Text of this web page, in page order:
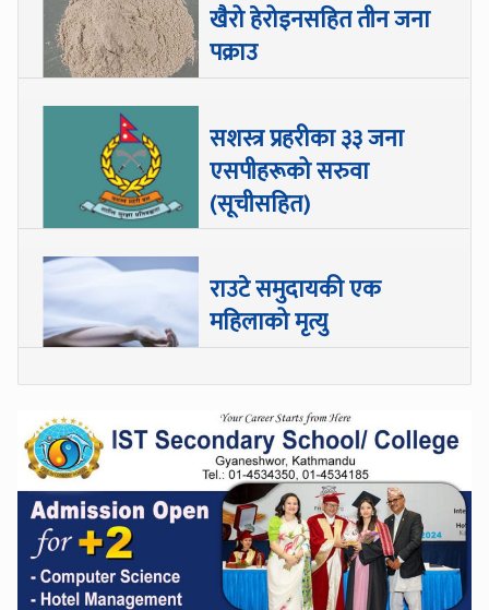
खैरो हेरोइनसहित तीन जना
पक्राउ
सशस्त्र प्रहरीका ३३ जना
एसपीहरूको सरुवा
(सूचीसहित)
राउटे समुदायकी एक
महिलाको मृत्यु